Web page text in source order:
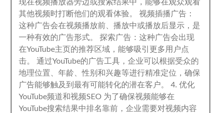
现在视频播放器旁边或搜索结果中 ，能够在观众观看
其他视频时打断他们的观看体验。视频插播广告 ：
这种广告会在视频播放前 、播放中或播放后显示 ， 是
一种有效的广告形式。探索广告 ：这种广告会出现
在YouTube主页的推荐区域 ，能够吸引更多用户点
击。通过YouTube的广告工具 ，企业可以根据受众的
地理位置 、年龄 、性别和兴趣等进行精准定位 ，确保
广告能够触及到最有可能转化的潜在客户。 4.优化
YouTube频道和视频SEO 为了确保视频能够在
YouTube搜索结果中排名靠前 ，企业需要对视频内容